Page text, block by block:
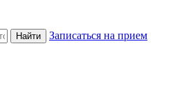
Найти Записаться на прием